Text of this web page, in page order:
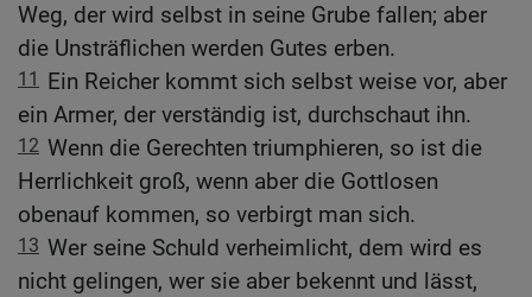
Weg, der wird selbst in seine Grube fallen; aber
die Unsträflichen werden Gutes erben.
11
Ein Reicher kommt sich selbst weise vor, aber
ein Armer, der verständig ist, durchschaut ihn.
12 Wenn die Gerechten triumphieren, so ist die
Herrlichkeit groß, wenn aber die Gottlosen
obenauf kommen, so verbirgt man sich.
13 Wer seine Schuld verheimlicht, dem wird es
nicht gelingen, wer sie aber bekennt und lässt,